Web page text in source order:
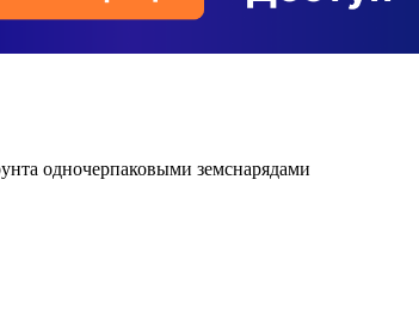
одночерпаковыми земснарядами